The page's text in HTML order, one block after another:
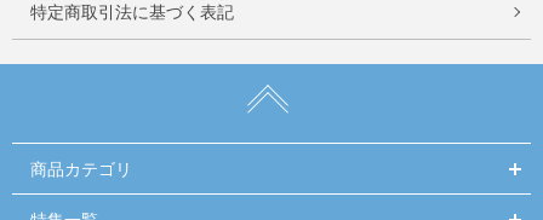
特定商取引法に基づく表記
商品カテゴリ